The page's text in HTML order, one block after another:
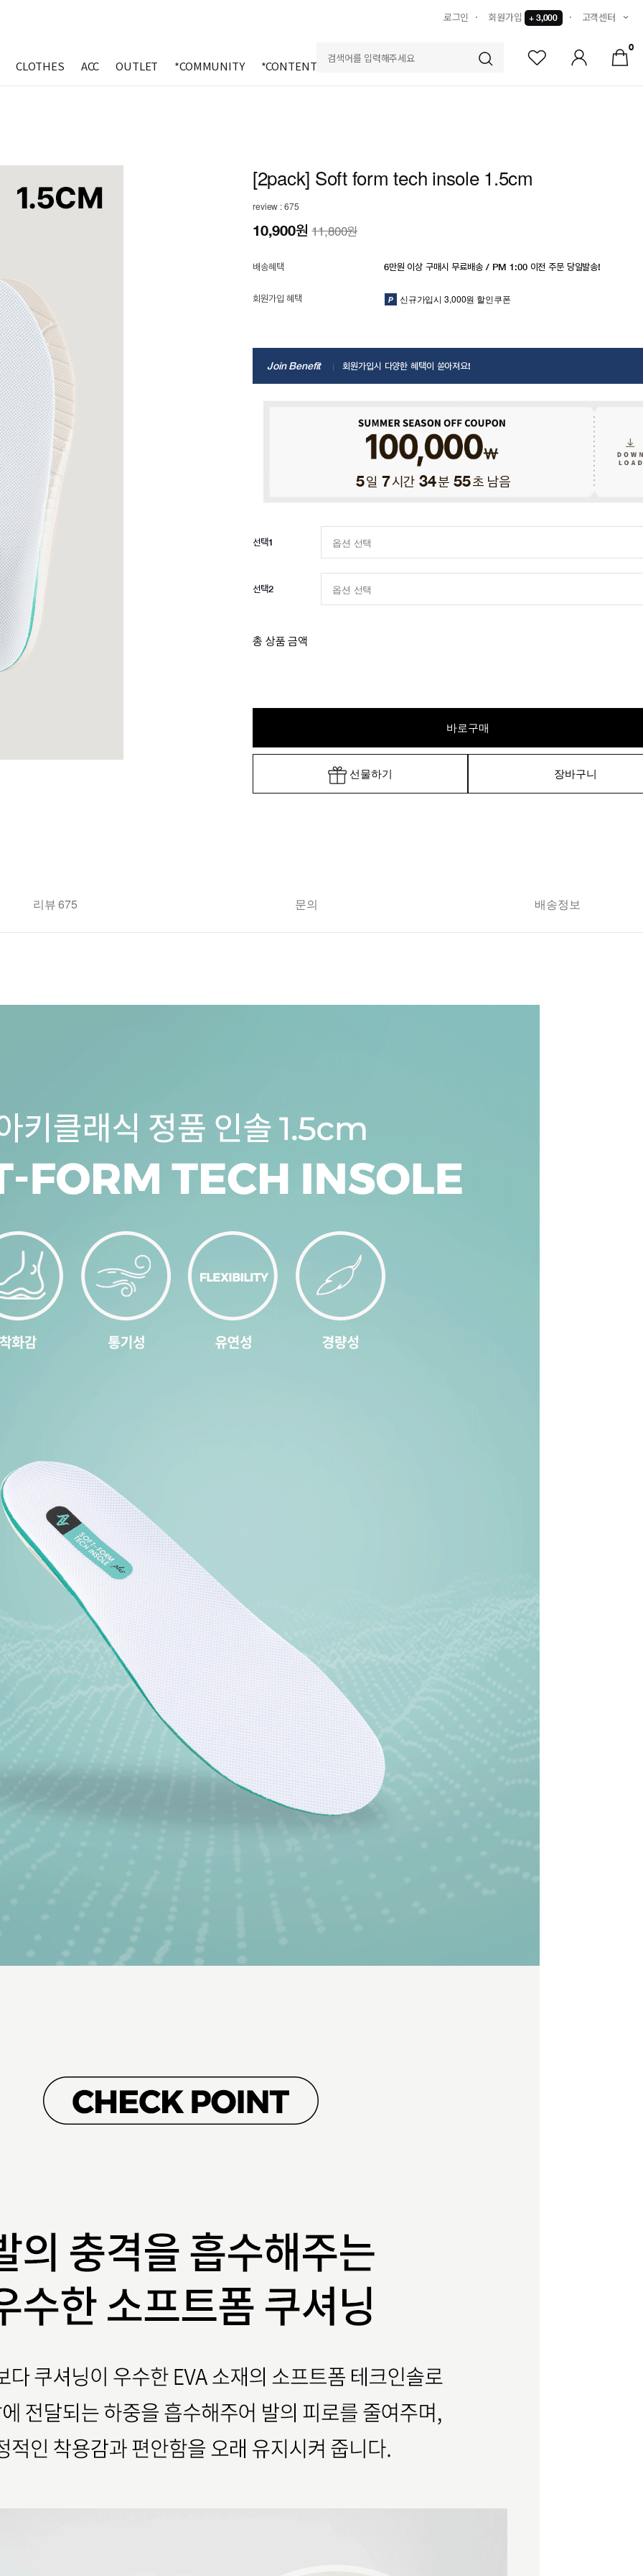
로그인 회원가입 + 3,000 고객센터
CLOTHES ACC OUTLET *COMMUNITY *CONTENTS
0
[2pack] Soft form tech insole 1.5cm
review : 675
10,900원11,800원
배송혜택 6만원 이상 구매시 무료배송 / PM 1:00 이전 주문 당일발송!
회원가입 혜택 신규가입시 3,000원 할인쿠폰
Join Benefit 회원가입시 다양한 혜택이 쏟아져요!
5일 7시간 34분 54초 남음
선택1
선택2
총 상품 금액
바로구매
선물하기 장바구니
리뷰 675 문의 배송정보